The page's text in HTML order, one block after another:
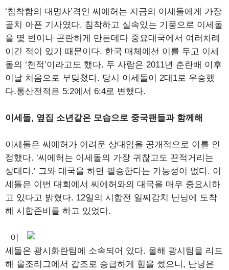
‘침착함의 대명사’격인 씨에허는 지금의 이세돌에게 가장
골치 아픈 기사였다. 침착하고 실속있는 기풍으로 이세돌
을 몇 번이나 곤란하게 만든데다 중요대국에서 여러차례
이긴 적이 있기 때문이다. 한국 매체에선 이를 두고 이세
돌의 ‘천적’이라고도 했다. 두 사람은 2011년 춘란배 이후
이날 처음으로 부딪쳤다. 당시 이세돌이 2대1로 우승했
다.통산전적은 5:2에서 6:4로 변했다.
이세돌, 옆집 소년같은 모습으로 중국팬들과 함께해
이세돌은 씨에허가 어려운 상대임을 공개적으로 이를 인
정했다. ‘씨에허는 이세돌의 가장 귀찮고도 끈적거리는
상대다.’ 그와 대국을 하면 필승한다는 가능성이 없다. 이
세돌은 이번 대회에서 씨에허와의 대국을 매우 중요시하
고 있다고 밝혔다. 12일의 시합전 일찌감치 난닝에 도착
해 시합준비를 하고 있었다.
이
세돌은 광시화란팀에 소속되어 있다. 올해 광시팀을 리드
해 을조리그에서 갑조로 승급하게 힘을 썼으니, 난닝은